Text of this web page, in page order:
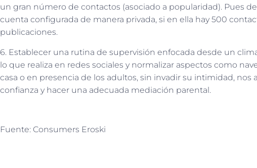
un gran número de contactos (asociado a popularidad). Pues
cuenta configurada de manera privada, si en ella hay 500
publicaciones.
6. Establecer una rutina de supervisión enfocada desde un
lo que realiza en redes sociales y normalizar aspectos como
casa o en presencia de los adultos, sin invadir su intimidad, nos
confianza y hacer una adecuada mediación parental.
Fuente: Consumers Eroski